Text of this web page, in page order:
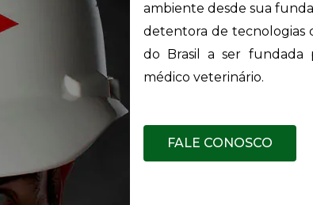
ambiente desde sua
detentora de tecnologias
do Brasil a ser fundada
médico veterinário.
FALE CONOSCO